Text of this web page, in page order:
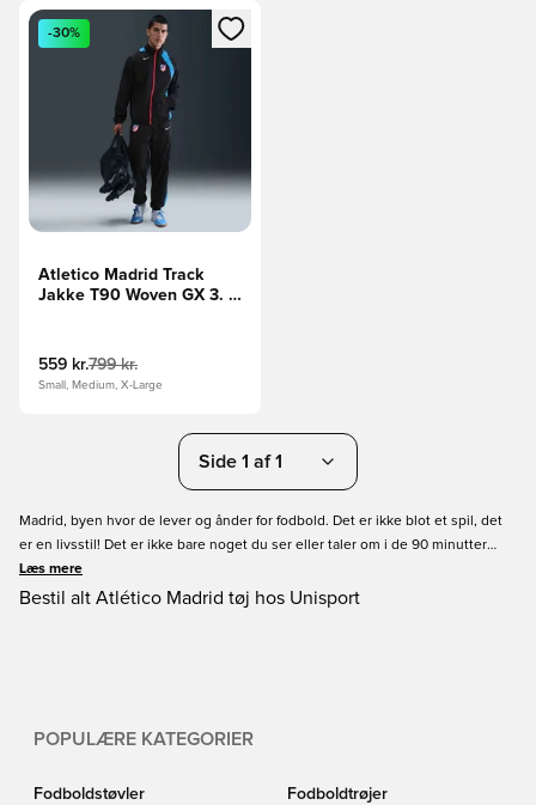
Åbner en Modal til at logge ind eller tilmelde dig som
-30%
Atletico Madrid Track
Jakke T90 Woven GX 3. -
559 kr.799 kr.
Small, Medium, X-Large
Side 1 af 1
Madrid, byen hvor de lever og ånder for fodbold. Det er ikke blot et spil, det
er en livsstil! Det er ikke bare noget du ser eller taler om i de 90 minutter
kampen varer, det er en del af hverdagen. Få dine Atletico Madrid lifestyle
produkter hos Unisport i dag. Vi garanterer nem shopping og hurtig levering.
Læs mere
Bestil alt Atlético Madrid tøj hos Unisport
POPULÆRE KATEGORIER
Fodboldstøvler Fodboldtrøjer